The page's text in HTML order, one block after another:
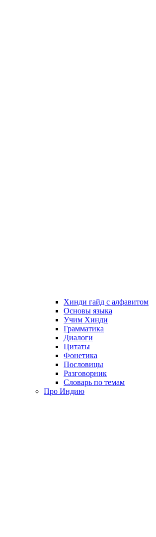
Хинди гайд с алфавитом
Основы языка
Учим Хинди
Грамматика
Диалоги
Цитаты
Фонетика
Пословицы
Разговорник
Словарь по темам
Про Индию